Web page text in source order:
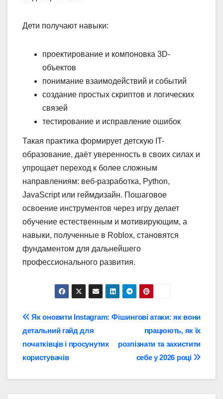
Дети получают навыки:
проектирование и компоновка 3D-
объектов
понимание взаимодействий и событий
создание простых скриптов и логических
связей
тестирование и исправление ошибок
Такая практика формирует детскую IT-
образование, даёт уверенность в своих силах и
упрощает переход к более сложным
направлениям: веб-разработка, Python,
JavaScript или геймдизайн. Пошаговое
освоение инструментов через игру делает
обучение естественным и мотивирующим, а
навыки, полученные в Roblox, становятся
фундаментом для дальнейшего
профессионального развития.
Навігація
записів
Фішингові атаки: як вони
працюють, як їх
розпізнати та захистити
себе у 2026 році
Як оновити Instagram:
детальний гайд для
початківців і просунутих
користувачів